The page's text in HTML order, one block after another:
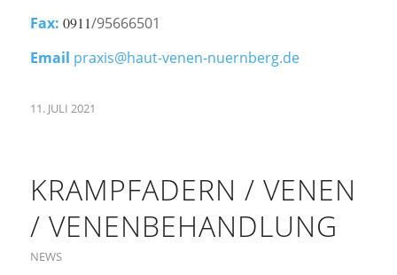
Fax: 0911/95666501
Email praxis@haut-venen-nuernberg.de
11. JULI 2021
KRAMPFADERN / VENEN
/ VENENBEHANDLUNG
NEWS